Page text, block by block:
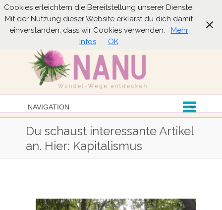
Suche
Du schaust interessante Artikel
an. Hier: Kapitalismus
Cookies erleichtern die Bereitstellung unserer Dienste.
Mit der Nutzung dieser Website erklärst du dich damit
einverstanden, dass wir Cookies verwenden.
Mehr
Infos
OK